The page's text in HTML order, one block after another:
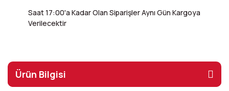
Saat 17:00'a Kadar Olan Siparişler Aynı Gün Kargoya
Verilecektir
Ürün Bilgisi